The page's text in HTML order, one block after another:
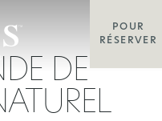
POUR
RÉSERVER
DE